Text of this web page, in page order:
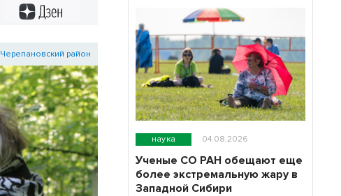
Черепановский район
наука 04.08.2026
Ученые СО РАН обещают еще
более экстремальную жару в
Западной Сибири